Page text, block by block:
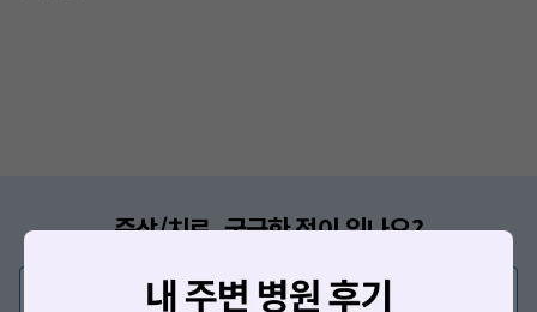
증상/치료, 궁금한 점이 있나요?
💬 무엇이든 물어보세요